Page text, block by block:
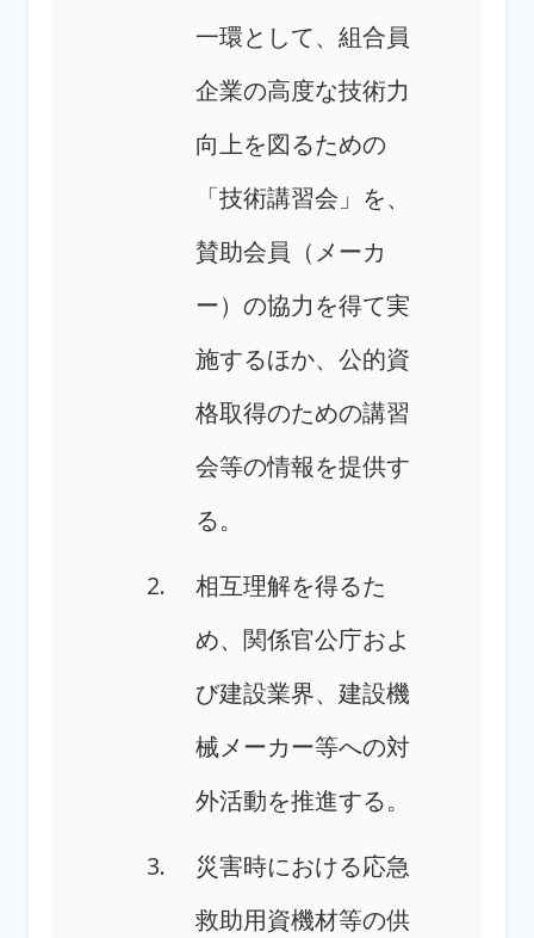
一環として、組合員
企業の高度な技術力
向上を図るための
「技術講習会」を、
賛助会員（メーカ
ー）の協力を得て実
施するほか、公的資
格取得のための講習
会等の情報を提供す
る。
相互理解を得るた
め、関係官公庁およ
び建設業界、建設機
械メーカー等への対
外活動を推進する。
災害時における応急
救助用資機材等の供